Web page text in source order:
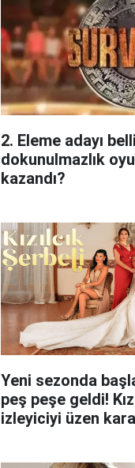
2. Eleme adayı
dokunulmazlık
kazandı?
Yeni sezonda
peş peşe geldi!
izleyiciyi üzen